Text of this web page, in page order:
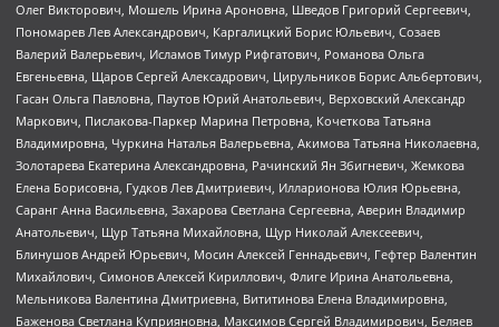
Олег Викторович, Мошель Ирина Ароновна, Шведов Григорий Сергеевич,
Пономарев Лев Александрович, Каргалицкий Борис Юльевич, Созаев
Валерий Валерьевич, Исламов Тимур Рифгатович, Романова Ольга
Евгеньевна, Щаров Сергей Алексадрович, Цирульников Борис Альбертович,
Гасан Ольга Павловна, Паутов Юрий Анатольевич, Верховский Александр
Маркович, Пислакова-Паркер Марина Петровна, Кочеткова Татьяна
Владимировна, Чуркина Наталья Валерьевна, Акимова Татьяна Николаевна,
Золотарева Екатерина Александровна, Рачинский Ян Збигневич, Жемкова
Елена Борисовна, Гудков Лев Дмитриевич, Илларионова Юлия Юрьевна,
Саранг Анна Васильевна, Захарова Светлана Сергеевна, Аверин Владимир
Анатольевич, Щур Татьяна Михайловна, Щур Николай Алексеевич,
Блинушов Андрей Юрьевич, Мосин Алексей Геннадьевич, Гефтер Валентин
Михайлович, Симонов Алексей Кириллович, Флиге Ирина Анатольевна,
Мельникова Валентина Дмитриевна, Вититинова Елена Владимировна,
Баженова Светлана Куприяновна, Максимов Сергей Владимирович, Беляев